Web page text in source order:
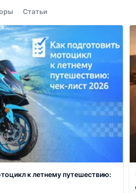
Статьи
к летнему путешествию: